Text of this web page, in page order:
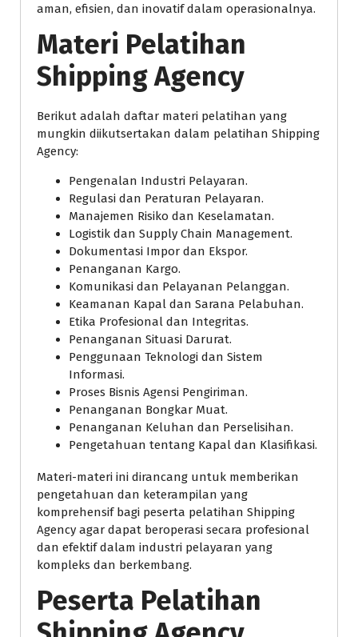
aman, efisien, dan inovatif dalam operasionalnya.
Materi Pelatihan
Shipping Agency
Berikut adalah daftar materi pelatihan yang
mungkin diikutsertakan dalam pelatihan Shipping
Agency:
Pengenalan Industri Pelayaran.
Regulasi dan Peraturan Pelayaran.
Manajemen Risiko dan Keselamatan.
Logistik dan Supply Chain Management.
Dokumentasi Impor dan Ekspor.
Penanganan Kargo.
Komunikasi dan Pelayanan Pelanggan.
Keamanan Kapal dan Sarana Pelabuhan.
Etika Profesional dan Integritas.
Penanganan Situasi Darurat.
Penggunaan Teknologi dan Sistem
Informasi.
Proses Bisnis Agensi Pengiriman.
Penanganan Bongkar Muat.
Penanganan Keluhan dan Perselisihan.
Pengetahuan tentang Kapal dan Klasifikasi.
Materi-materi ini dirancang untuk memberikan
pengetahuan dan keterampilan yang
komprehensif bagi peserta pelatihan Shipping
Agency agar dapat beroperasi secara profesional
dan efektif dalam industri pelayaran yang
kompleks dan berkembang.
Peserta Pelatihan